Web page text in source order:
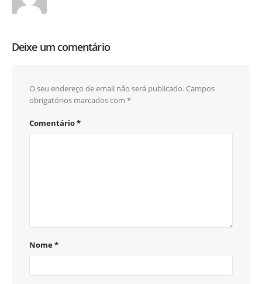
Deixe um comentário
O seu endereço de email não será publicado.Campos
obrigatórios marcados com *
Comentário*
Nome*